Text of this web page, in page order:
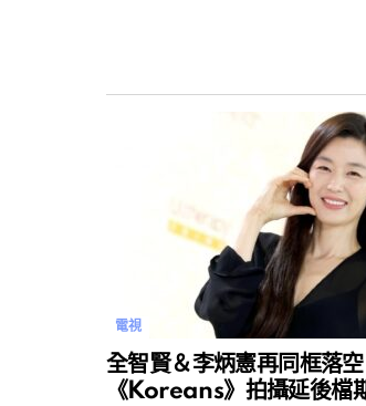
電視
全智賢＆李炳憲再同框落空
《Koreans》拍攝延後檔